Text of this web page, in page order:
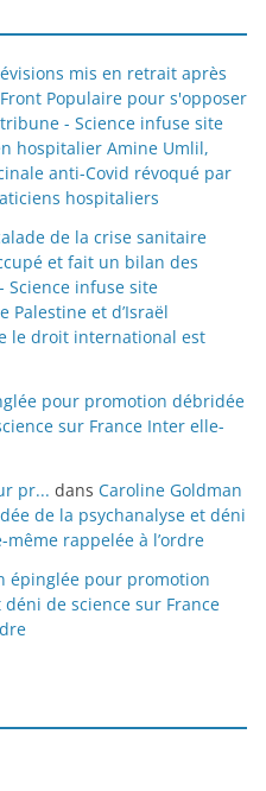
mis en retrait après
Populaire pour s'opposer
- Science infuse site
hospitalier Amine Umlil,
anti-Covid révoqué par
hospitaliers
de la crise sanitaire
et fait un bilan des
Science infuse site
Palestine et d’Israël
le droit international est
pour promotion débridée
sur France Inter elle-
pr... dans Caroline Goldman
de la psychanalyse et déni
rappelée à l’ordre
épinglée pour promotion
de science sur France